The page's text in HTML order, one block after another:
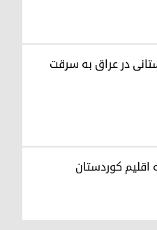
باستانی در عراق به سرقت